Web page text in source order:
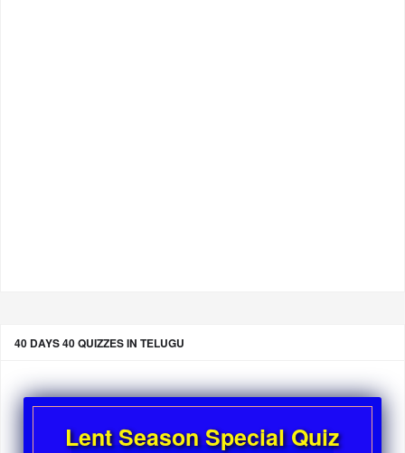
40 DAYS 40 QUIZZES IN TELUGU
Lent Season Special Quiz